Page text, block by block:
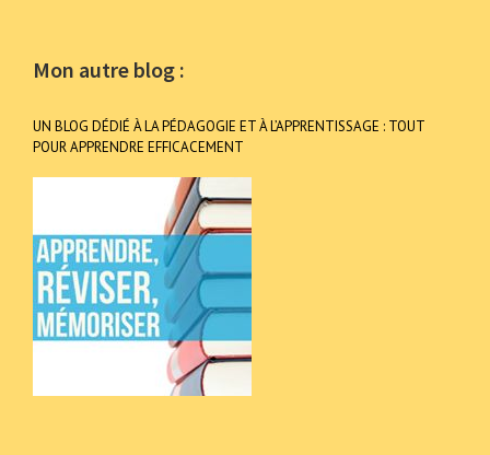
Mon autre blog :
UN BLOG DÉDIÉ À LA PÉDAGOGIE ET À L’APPRENTISSAGE : TOUT
POUR APPRENDRE EFFICACEMENT